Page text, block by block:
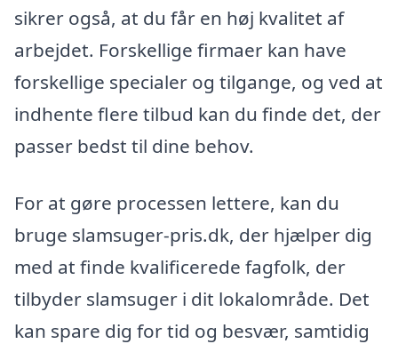
sikrer også, at du får en høj kvalitet af
arbejdet. Forskellige firmaer kan have
forskellige specialer og tilgange, og ved at
indhente flere tilbud kan du finde det, der
passer bedst til dine behov.
For at gøre processen lettere, kan du
bruge slamsuger-pris.dk, der hjælper dig
med at finde kvalificerede fagfolk, der
tilbyder slamsuger i dit lokalområde. Det
kan spare dig for tid og besvær, samtidig